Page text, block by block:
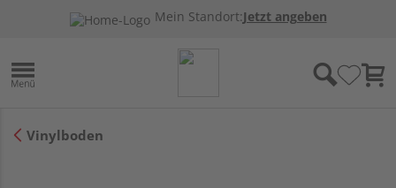
Mein Standort:Jetzt angeben
Vinylboden